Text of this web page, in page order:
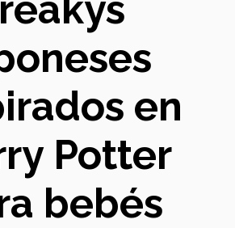
en
Potter
bebés